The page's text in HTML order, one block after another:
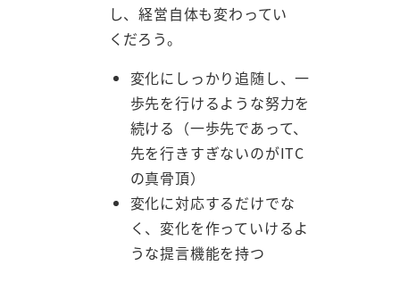
し、経営自体も変わってい
くだろう。
変化にしっかり追随し、一
歩先を行けるような努力を
続ける（一歩先であって、
先を行きすぎないのがITC
の真骨頂）
変化に対応するだけでな
く、変化を作っていけるよ
うな提言機能を持つ